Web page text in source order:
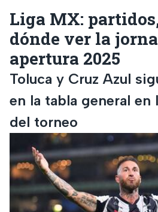
Liga MX:
dónde ver la
apertura 2025
Toluca y Cruz Azul
en la tabla general en
del torneo